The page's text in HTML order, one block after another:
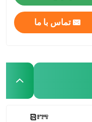
تماس با ما